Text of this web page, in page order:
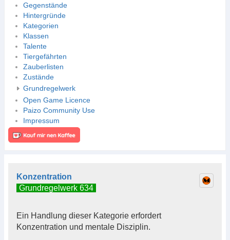
Gegenstände
Hintergründe
Kategorien
Klassen
Talente
Tiergefährten
Zauberlisten
Zustände
Grundregelwerk
Open Game Licence
Paizo Community Use
Impressum
Konzentration
Grundregelwerk 634
Ein Handlung dieser Kategorie erfordert
Konzentration und mentale Disziplin.